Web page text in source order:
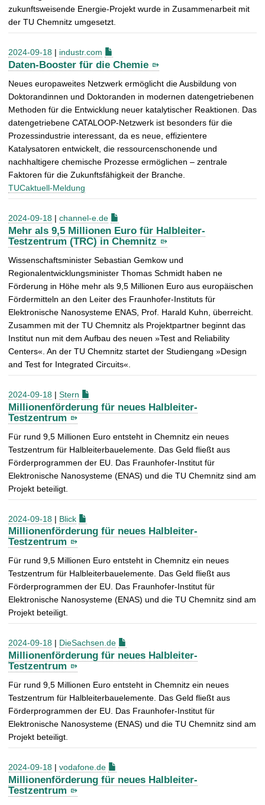
zukunftsweisende Energie-Projekt wurde in Zusammenarbeit mit
der TU Chemnitz umgesetzt.
2024-09-18 | industr.com
Daten-Booster für die Chemie
Neues europaweites Netzwerk ermöglicht die Ausbildung von
Doktorandinnen und Doktoranden in modernen datengetriebenen
Methoden für die Entwicklung neuer katalytischer Reaktionen. Das
datengetriebene CATALOOP-Netzwerk ist besonders für die
Prozessindustrie interessant, da es neue, effizientere
Katalysatoren entwickelt, die ressourcenschonende und
nachhaltigere chemische Prozesse ermöglichen – zentrale
Faktoren für die Zukunftsfähigkeit der Branche.
TUCaktuell-Meldung
2024-09-18 | channel-e.de
Mehr als 9,5 Millionen Euro für Halbleiter-
Testzentrum (TRC) in Chemnitz
Wissenschaftsminister Sebastian Gemkow und
Regionalentwicklungsminister Thomas Schmidt haben ne
Förderung in Höhe mehr als 9,5 Millionen Euro aus europäischen
Fördermitteln an den Leiter des Fraunhofer-Instituts für
Elektronische Nanosysteme ENAS, Prof. Harald Kuhn, überreicht.
Zusammen mit der TU Chemnitz als Projektpartner beginnt das
Institut nun mit dem Aufbau des neuen »Test and Reliability
Centers«. An der TU Chemnitz startet der Studiengang »Design
and Test for Integrated Circuits«.
2024-09-18 | Stern
Millionenförderung für neues Halbleiter-
Testzentrum
Für rund 9,5 Millionen Euro entsteht in Chemnitz ein neues
Testzentrum für Halbleiterbauelemente. Das Geld fließt aus
Förderprogrammen der EU. Das Fraunhofer-Institut für
Elektronische Nanosysteme (ENAS) und die TU Chemnitz sind am
Projekt beteiligt.
2024-09-18 | Blick
Millionenförderung für neues Halbleiter-
Testzentrum
Für rund 9,5 Millionen Euro entsteht in Chemnitz ein neues
Testzentrum für Halbleiterbauelemente. Das Geld fließt aus
Förderprogrammen der EU. Das Fraunhofer-Institut für
Elektronische Nanosysteme (ENAS) und die TU Chemnitz sind am
Projekt beteiligt.
2024-09-18 | DieSachsen.de
Millionenförderung für neues Halbleiter-
Testzentrum
Für rund 9,5 Millionen Euro entsteht in Chemnitz ein neues
Testzentrum für Halbleiterbauelemente. Das Geld fließt aus
Förderprogrammen der EU. Das Fraunhofer-Institut für
Elektronische Nanosysteme (ENAS) und die TU Chemnitz sind am
Projekt beteiligt.
2024-09-18 | vodafone.de
Millionenförderung für neues Halbleiter-
Testzentrum